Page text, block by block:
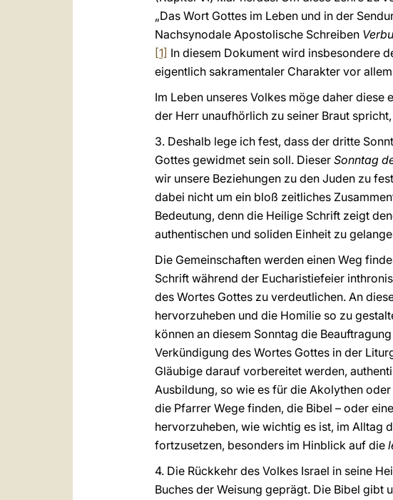
„Das Wort Gottes im Leben und in der
Nachsynodale Apostolische Schreiben
[1] In diesem Dokument wird insbesondere
eigentlich sakramentaler Charakter vor
Im Leben unseres Volkes möge daher
der Herr unaufhörlich zu seiner Braut
3. Deshalb lege ich fest, dass der dritte
Gottes gewidmet sein soll. Dieser Sonntag
wir unsere Beziehungen zu den Juden zu
dabei nicht um ein bloß zeitliches
Bedeutung, denn die Heilige Schrift zeigt
authentischen und soliden Einheit zu
Die Gemeinschaften werden einen Weg
Schrift während der Eucharistiefeier
des Wortes Gottes zu verdeutlichen. An
hervorzuheben und die Homilie so zu
können an diesem Sonntag die
Verkündigung des Wortes Gottes in der
Gläubige darauf vorbereitet werden,
Ausbildung, so wie es für die Akolythen
die Pfarrer Wege finden, die Bibel – oder
hervorzuheben, wie wichtig es ist, im Alltag
fortzusetzen, besonders im Hinblick auf die
4. Die Rückkehr des Volkes Israel in seine
Buches der Weisung geprägt. Die Bibel gibt